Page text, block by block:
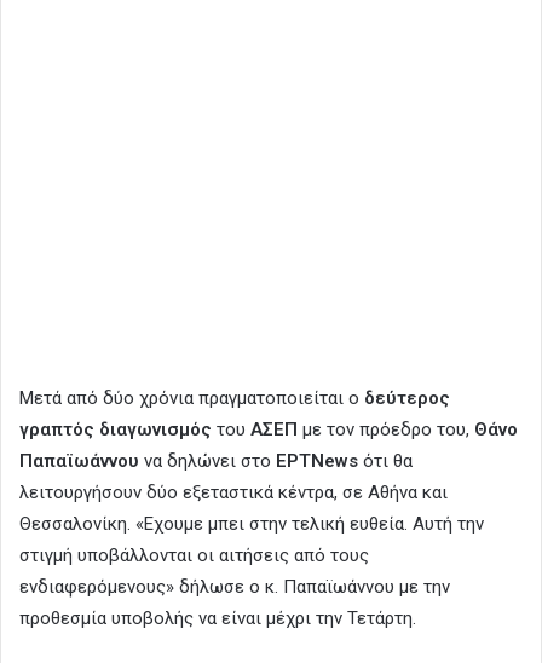
Μετά από δύο χρόνια πραγματοποιείται ο δεύτερος
γραπτός διαγωνισμός του ΑΣΕΠ με τον πρόεδρο του, Θάνο
Παπαϊωάννου να δηλώνει στο ΕΡΤΝews ότι θα
λειτουργήσουν δύο εξεταστικά κέντρα, σε Αθήνα και
Θεσσαλονίκη. «Εχουμε μπει στην τελική ευθεία. Αυτή την
στιγμή υποβάλλονται οι αιτήσεις από τους
ενδιαφερόμενους» δήλωσε ο κ. Παπαϊωάννου με την
προθεσμία υποβολής να είναι μέχρι την Τετάρτη.